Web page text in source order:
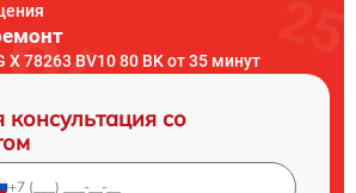
X 78263 BV10 80 BK от 35 минут
консультация со